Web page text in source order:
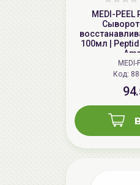
MEDI-
100мл |
MEDI-